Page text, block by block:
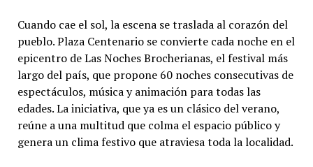
Cuando cae el sol, la escena se traslada al corazón del
pueblo. Plaza Centenario se convierte cada noche en el
epicentro de Las Noches Brocherianas, el festival más
largo del país, que propone 60 noches consecutivas de
espectáculos, música y animación para todas las
edades. La iniciativa, que ya es un clásico del verano,
reúne a una multitud que colma el espacio público y
genera un clima festivo que atraviesa toda la localidad.